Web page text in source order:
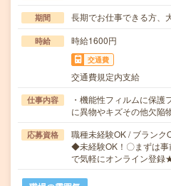
期間 長期でお仕事できる方、
時給 時給1600円
交通費
交通費規定内支給
仕事内容
・機能性フィルムに保
に異物やキズその他欠
応募資格
職種未経験OK / ブランク
◆未経験OK！〇まずは事
で気軽にオンライン登